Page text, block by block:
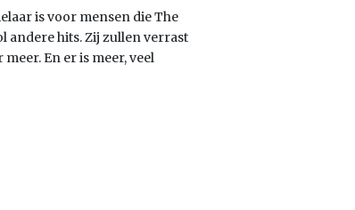
is voor mensen die The
andere hits. Zij zullen verrast
En er is meer, veel